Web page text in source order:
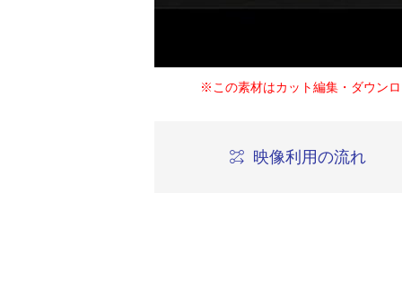
※この素材はカット編集・ダウン
映像利用の流れ